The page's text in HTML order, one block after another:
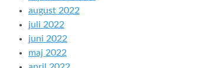
august 2022
juli 2022
juni 2022
maj 2022